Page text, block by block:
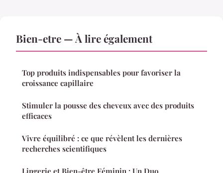
Bien-etre — À lire également
Top produits indispensables pour favoriser la
croissance capillaire
Stimuler la pousse des cheveux avec des produits
efficaces
Vivre équilibré : ce que révèlent les dernières
recherches scientifiques